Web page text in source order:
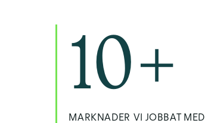
10+
MARKNADER VI JOBBAT MED